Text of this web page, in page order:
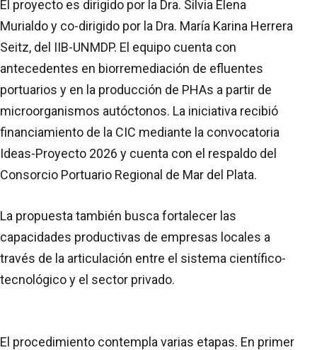
El proyecto es dirigido por la Dra. Silvia Elena
Murialdo y co-dirigido por la Dra. María Karina Herrera
Seitz, del IIB-UNMDP. El equipo cuenta con
antecedentes en biorremediación de efluentes
portuarios y en la producción de PHAs a partir de
microorganismos autóctonos. La iniciativa recibió
financiamiento de la CIC mediante la convocatoria
Ideas-Proyecto 2026 y cuenta con el respaldo del
Consorcio Portuario Regional de Mar del Plata.
La propuesta también busca fortalecer las
capacidades productivas de empresas locales a
través de la articulación entre el sistema científico-
tecnológico y el sector privado.
El procedimiento contempla varias etapas. En primer